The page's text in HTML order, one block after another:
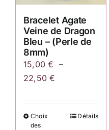
Bracelet Agate
Veine de Dragon
Bleu – (Perle de
8mm)
15,00€ –
22,50€
15,00 €
Choix
des
Ce
Détails